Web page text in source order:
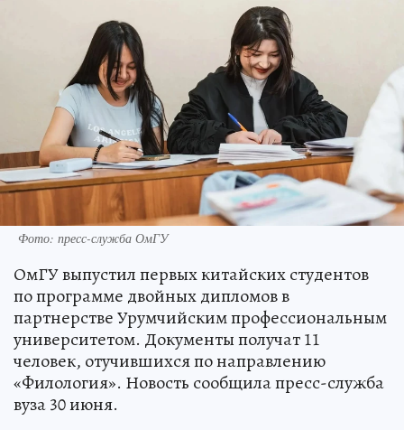
Фото: пресс-служба ОмГУ
ОмГУ выпустил первых китайских студентов
по программе двойных дипломов в
партнерстве Урумчийским профессиональным
университетом. Документы получат 11
человек, отучившихся по направлению
«Филология». Новость сообщила пресс-служба
вуза 30 июня.